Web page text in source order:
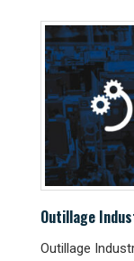
Outillage
Outillage